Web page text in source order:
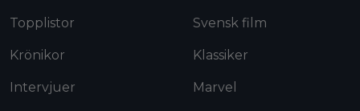
Topplistor
Krönikor
Intervjuer
Svensk film
Klassiker
Marvel